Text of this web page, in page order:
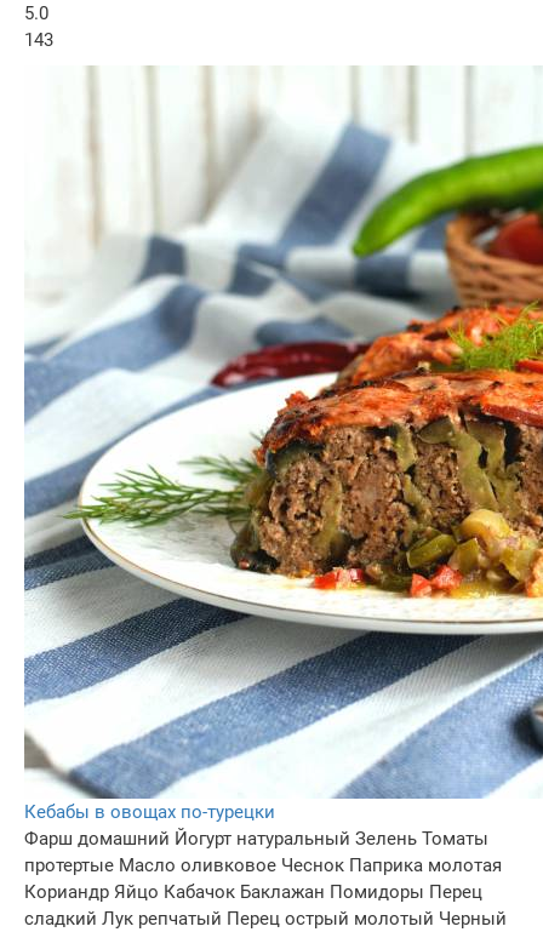
5.0
143
Кебабы в овощах по-турецки
Фарш домашний Йогурт натуральный Зелень Томаты
протертые Масло оливковое Чеснок Паприка молотая
Кориандр Яйцо Кабачок Баклажан Помидоры Перец
сладкий Лук репчатый Перец острый молотый Черный